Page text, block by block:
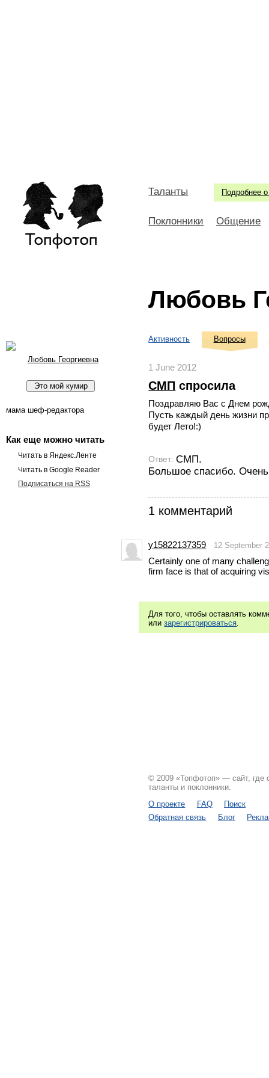
Подробнее о
Таланты
Поклонники Общение
Любовь
Любовь Георгиевна
мама шеф-редактора
Как еще можно читать
Читать в Яндекс.Ленте
Читать в Google Reader
Подписаться на RSS
Активность Вопросы
1 June 2012
СМП спросила
Поздравляю Вас с Днем
Пусть каждый день жизни
будет Лето!:)
Ответ:СМП.
Большое спасибо. Очень
1 комментарий
y15822137359 12 September
Certainly one of many
firm face is that of acquiring
Для того, чтобы оставлять
илизарегистрироваться
© 2009 «Топфотоп» — сайт, где
таланты и поклонники.
О проекте
FAQ
Поиск
Обратная связь
Блог